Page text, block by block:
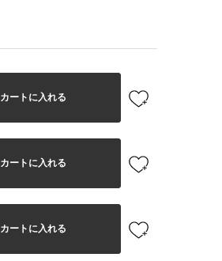
カートに入れる
カートに入れる
カートに入れる